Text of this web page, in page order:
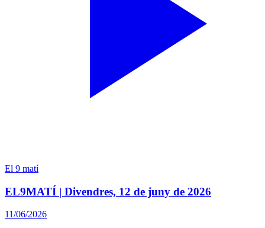
El 9 matí
EL9MATÍ | Divendres, 12 de juny de 2026
11/06/2026